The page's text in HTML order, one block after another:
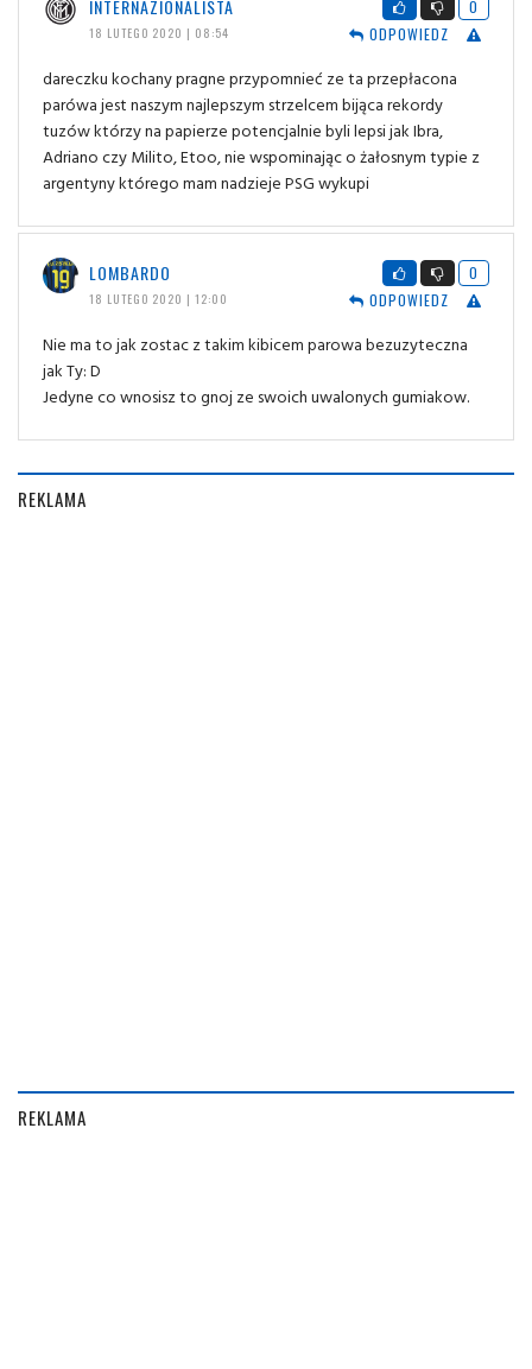
INTERNAZIONALISTA
18 LUTEGO 2020 | 08:54
0
ODPOWIEDZ
dareczku kochany pragne przypomnieć ze ta przepłacona
parówa jest naszym najlepszym strzelcem bijąca rekordy
tuzów którzy na papierze potencjalnie byli lepsi jak Ibra,
Adriano czy Milito, Etoo, nie wspominając o żałosnym typie z
argentyny którego mam nadzieje PSG wykupi
LOMBARDO
18 LUTEGO 2020 | 12:00
0
ODPOWIEDZ
Nie ma to jak zostac z takim kibicem parowa bezuzyteczna
jak Ty: D
Jedyne co wnosisz to gnoj ze swoich uwalonych gumiakow.
REKLAMA
REKLAMA